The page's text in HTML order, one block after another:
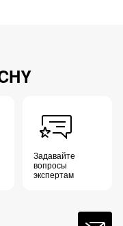
Задавайте
вопросы
экспертам